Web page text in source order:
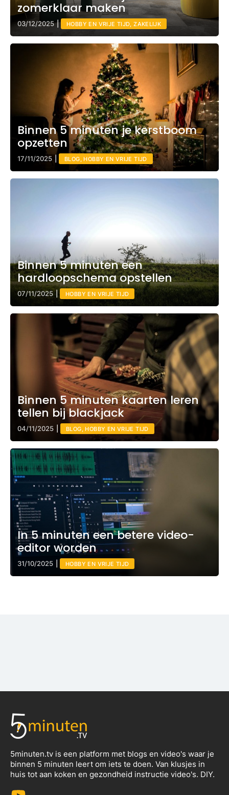
zomerklaar maken
03/12/2025 | HOBBY EN VRIJE TIJD, ZAKELIJK
Binnen 5 minuten je kerstboom
opzetten
17/11/2025 BLOG, HOBBY EN VRIJE TIJD
Binnen 5 minuten een
hardloopschema opstellen
07/11/2025 | HOBBY EN VRIJE TIJD
Binnen 5 minuten kaarten leren
tellen bij blackjack
04/11/2025 BLOG, HOBBY EN VRIJE TIJD
In 5 minuten een betere video-
editor worden
31/10/2025 HOBBY EN VRIJE TIJD
5minuten.tv is een platform met blogs en video's waar je
binnen 5 minuten leert om iets te doen. Van klusjes in
huis tot aan koken en gezondheid instructie video's. DIY.